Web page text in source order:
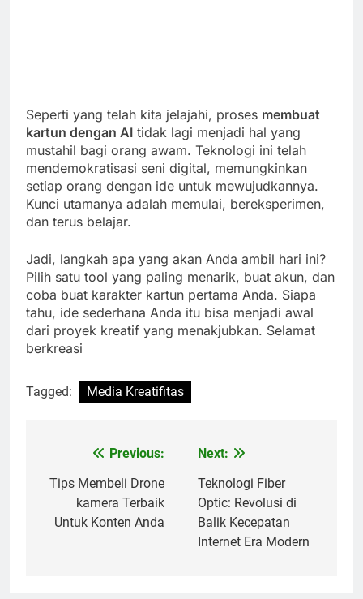
Seperti yang telah kita jelajahi, proses membuat
kartun dengan AI tidak lagi menjadi hal yang
mustahil bagi orang awam. Teknologi ini telah
mendemokratisasi seni digital, memungkinkan
setiap orang dengan ide untuk mewujudkannya.
Kunci utamanya adalah memulai, bereksperimen,
dan terus belajar.
Jadi, langkah apa yang akan Anda ambil hari ini?
Pilih satu tool yang paling menarik, buat akun, dan
coba buat karakter kartun pertama Anda. Siapa
tahu, ide sederhana Anda itu bisa menjadi awal
dari proyek kreatif yang menakjubkan. Selamat
berkreasi
Tagged: Media Kreatifitas
navigation
Previous:
Tips Membeli Drone
kamera Terbaik
Untuk Konten Anda
Next:
Teknologi Fiber
Optic: Revolusi di
Balik Kecepatan
Internet Era Modern